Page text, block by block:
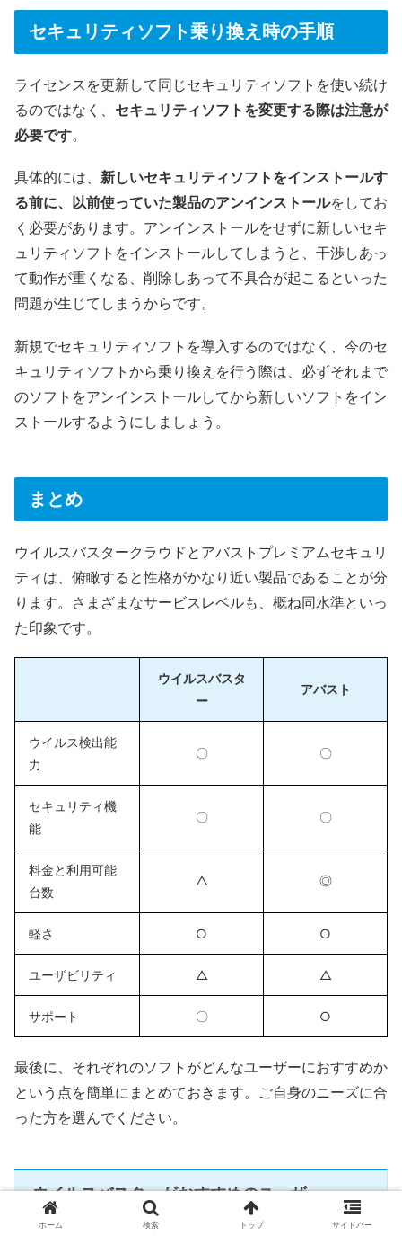
セキュリティソフト乗り換え時の手順
ライセンスを更新して同じセキュリティソフトを使い続け
るのではなく、 セキュリティソフトを変更する際は注意が
必要です。
具体的には、 新しいセキュリティソフトをインストールす
る前に、以前使っていた製品のアンインストールをしてお
く必要があります。アンインストールをせずに新しいセキ
ュリティソフトをインストールしてしまうと、干渉しあっ
て動作が重くなる、削除しあって不具合が起こるといった
問題が生じてしまうからです。
新規でセキュリティソフトを導入するのではなく、今のセ
キュリティソフトから乗り換えを行う際は、必ずそれまで
のソフトをアンインストールしてから新しいソフトをイン
ストールするようにしましょう。
まとめ
ウイルスバスタークラウドとアバストプレミアムセキュリ
ティは、俯瞰すると性格がかなり近い製品であることが分
ります。さまざまなサービスレベルも、概ね同水準といっ
た印象です。
ウイルスバスタ
ー
アバスト
ウイルス検出能
力
〇 〇
セキュリティ機
能
〇 〇
料金と利用可能
台数
△ ◎
軽さ ○ ○
ユーザビリティ △ △
サポート 〇 ○
最後に、それぞれのソフトがどんなユーザーにおすすめか
という点を簡単にまとめておきます。ご自身のニーズに合
った方を選んでください。
ウイルスバスターがおすすめのユーザー
ホーム 検索 トップ サイドバー